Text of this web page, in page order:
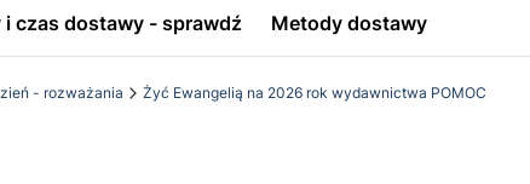
i czas dostawy - sprawdź Metody dostawy
- rozważania
Żyć Ewangelią na 2026 rok wydawnictwa POMOC